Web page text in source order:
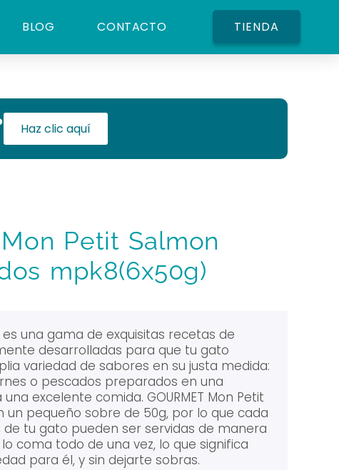
BLOG CONTACTO TIENDA
Haz clic aquí
Mon Petit Salmon
mpk8(6x50g)
es una gama de exquisitas recetas de
desarrolladas para que tu gato
variedad de sabores en su justa medida:
o pescados preparados en una
excelente comida. GOURMET Mon Petit
pequeño sobre de 50g, por lo que cada
tu gato pueden ser servidas de manera
coma todo de una vez, lo que significa
para él, y sin dejarte sobras.